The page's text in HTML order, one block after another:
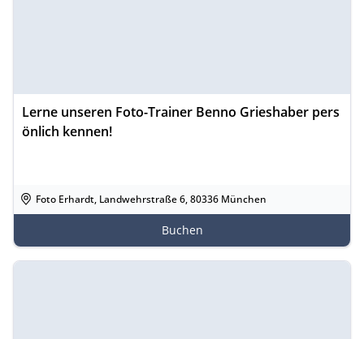
Lerne unseren Foto-Trainer Benno Grieshaber pers
önlich kennen!
Foto Erhardt, Landwehrstraße 6, 80336 München
Buchen